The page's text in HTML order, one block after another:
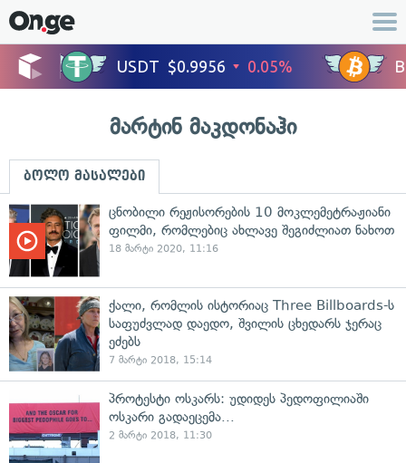
მარტინ მაკდონაჰი
ბოლო მასალები
ცნობილი რეჟისორების 10 მოკლემეტრაჟიანი
ფილმი, რომლებიც ახლავე შეგიძლიათ ნახოთ
18 მარტი 2020, 11:16
ქალი, რომლის ისტორიაც Three Billboards-ს
საფუძვლად დაედო, შვილის ცხედარს ჯერაც
ეძებს
7 მარტი 2018, 15:14
პროტესტი ოსკარს: უდიდეს პედოფილიაში
ოსკარი გადაეცემა...
2 მარტი 2018, 11:30